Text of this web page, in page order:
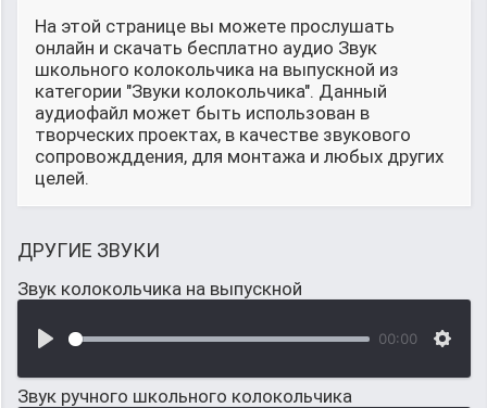
На этой странице вы можете прослушать
онлайн и скачать бесплатно аудио Звук
школьного колокольчика на выпускной из
категории "Звуки колокольчика". Данный
аудиофайл может быть использован в
творческих проектах, в качестве звукового
сопровожддения, для монтажа и любых других
целей.
ДРУГИЕ ЗВУКИ
Звук колокольчика на выпускной
00:00
Звук ручного школьного колокольчика